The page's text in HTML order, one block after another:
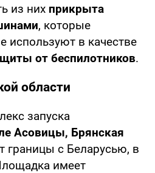
из них прикрыта
, которые
используют в качестве
от беспилотников.
области
запуска
Асовицы, Брянская
границы с Беларусью, в
имеет